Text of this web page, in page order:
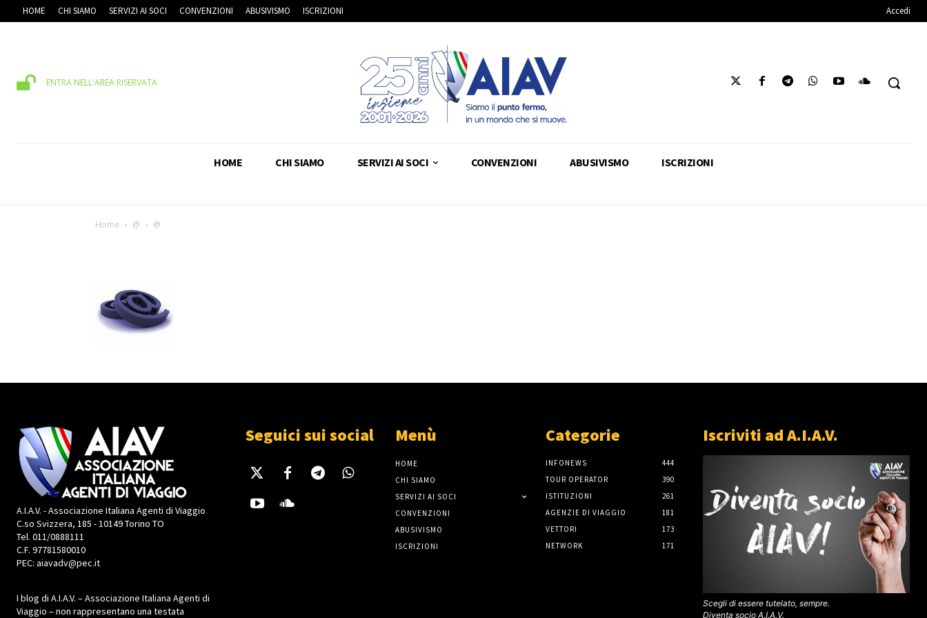
HOME CHI SIAMO SERVIZI AI SOCI CONVENZIONI ABUSIVISMO ISCRIZIONI Accedi
ENTRA NELL'AREA RISERVATA
HOME CHI SIAMO SERVIZI AI SOCI CONVENZIONI ABUSIVISMO ISCRIZIONI
Home @ @
A.I.A.V. - Associazione Italiana Agenti di Viaggio
C.so Svizzera, 185 - 10149 Torino TO
Tel. 011/0888111
C.F. 97781580010
PEC: aiavadv@pec.it
I blog di A.I.A.V. – Associazione Italiana Agenti di
Viaggio – non rappresentano una testata
Seguici sui social Menù
HOME
CHI SIAMO
SERVIZI AI SOCI
CONVENZIONI
ABUSIVISMO
ISCRIZIONI
Categorie
INFONEWS
444
TOUR OPERATOR
390
ISTITUZIONI
261
AGENZIE DI VIAGGIO
181
VETTORI
173
NETWORK
171
Iscriviti ad A.I.A.V.
Scegli di essere tutelato, sempre.
Diventa socio A.I.A.V.